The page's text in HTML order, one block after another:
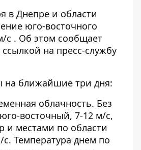
в Днепре и области
юго-восточного
с . Об этом сообщает
ссылкой на пресс-службу
на ближайшие три дня:
облачность. Без
восточный, 7-12 м/с,
и местами по области
Температура днем по